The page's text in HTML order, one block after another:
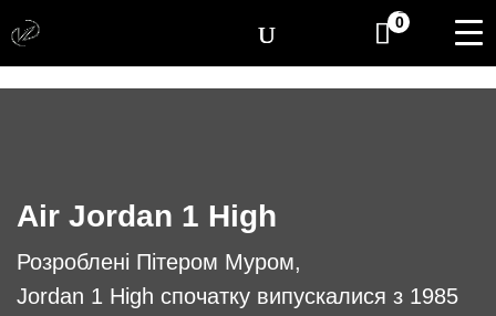
0
Air Jordan 1 High
Розроблені Пітером Муром,
Jordan 1 High спочатку випускалися з 1985